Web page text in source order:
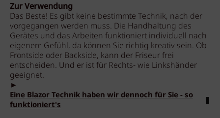
Zur Verwendung
Das Beste! Es gibt keine bestimmte Technik, nach der
vorgegangen werden muss. Die Handhaltung des
Gerätes und das Arbeiten funktioniert individuell nach
eigenem Gefühl, da können Sie richtig kreativ sein. Ob
Frontside oder Backside, kann der Friseur frei
entscheiden. Und er ist für Rechts- wie Linkshänder
geeignet.
►
Eine Blazor Technik haben wir dennoch für Sie - so
funktioniert's